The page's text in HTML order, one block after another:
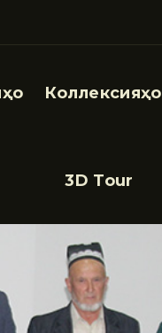
Коллексияҳо
3D Tour